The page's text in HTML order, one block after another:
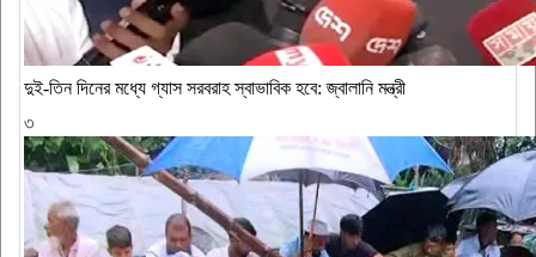
দুই-তিন দিনের মধ্যে গ্যাস সরবরাহ স্বাভাবিক হবে: জ্বালানি মন্ত্রী
৩